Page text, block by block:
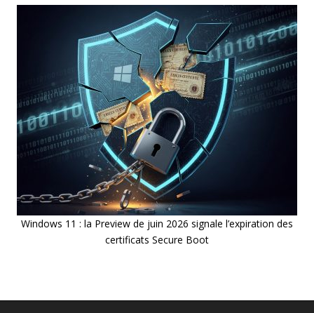
Windows 11 : la Preview de juin 2026 signale l’expiration des
certificats Secure Boot